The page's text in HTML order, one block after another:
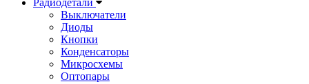
Радиодетали
Выключатели
Диоды
Кнопки
Конденсаторы
Микросхемы
Оптопары